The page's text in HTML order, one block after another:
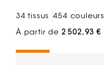
34 tissus 454 couleurs
À partir de 2 502,93 €